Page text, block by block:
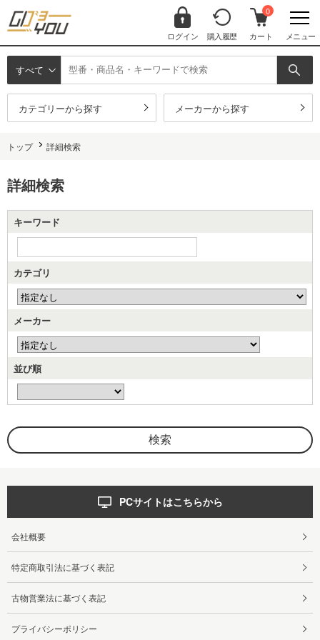
ログイン 購入履歴
0
カート メニュー
すべて
カテゴリーから探す メーカーから探す
トップ 詳細検索
詳細検索
キーワード
カテゴリ
メーカー
並び順
PCサイトはこちらから
会社概要
特定商取引法に基づく表記
古物営業法に基づく表記
プライバシーポリシー